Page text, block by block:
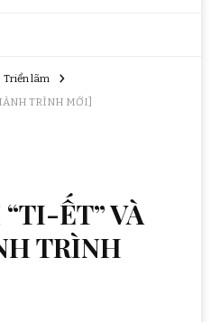
Triển lãm
TRÌNH MỚI]
ẾT” VÀ
TRÌNH